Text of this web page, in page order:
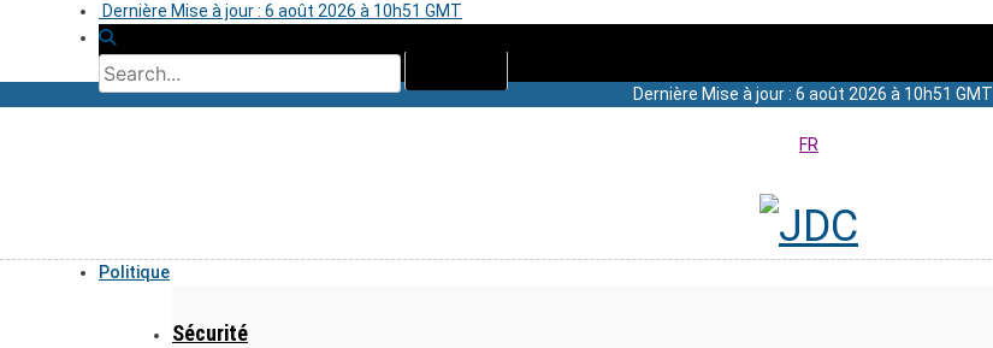
Dernière Mise à jour : 6 août 2026 à 10h51 GMT
Dernière Mise à jour : 6 août 2026 à 10h51 GMT
FR
Politique
Sécurité